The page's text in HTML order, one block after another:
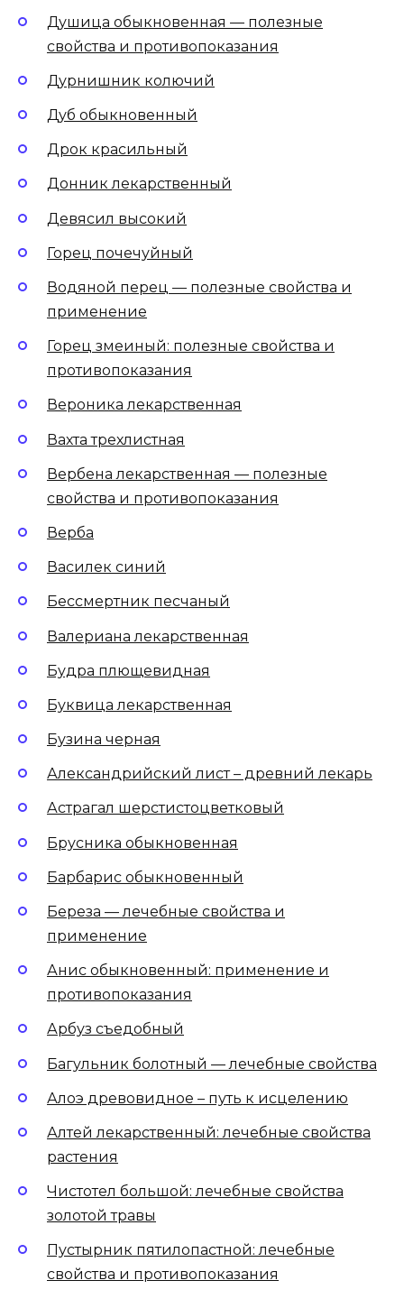
Душица обыкновенная — полезные
свойства и противопоказания
Дурнишник колючий
Дуб обыкновенный
Дрок красильный
Донник лекарственный
Девясил высокий
Горец почечуйный
Водяной перец — полезные свойства и
применение
Горец змеиный: полезные свойства и
противопоказания
Вероника лекарственная
Вахта трехлистная
Вербена лекарственная — полезные
свойства и противопоказания
Верба
Василек синий
Бессмертник песчаный
Валериана лекарственная
Будра плющевидная
Буквица лекарственная
Бузина черная
Александрийский лист – древний лекарь
Астрагал шерстистоцветковый
Брусника обыкновенная
Барбарис обыкновенный
Береза — лечебные свойства и
применение
Анис обыкновенный: применение и
противопоказания
Арбуз съедобный
Багульник болотный — лечебные свойства
Алоэ древовидное – путь к исцелению
Алтей лекарственный: лечебные свойства
растения
Чистотел большой: лечебные свойства
золотой травы
Пустырник пятилопастной: лечебные
свойства и противопоказания